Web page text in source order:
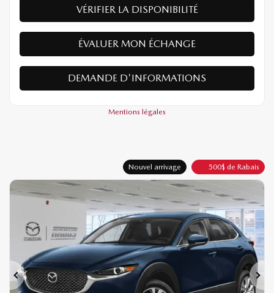
VÉRIFIER LA DISPONIBILITÉ
ÉVALUER MON ÉCHANGE
DEMANDE D'INFORMATIONS
Mentions légales
Nouvel arrivage 500$ de Rabais
Précédent